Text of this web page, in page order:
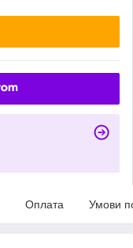
Оплата Умови